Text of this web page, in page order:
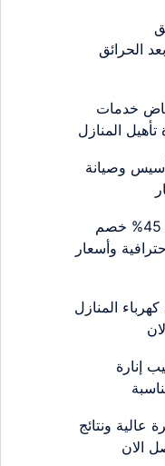
احترافي99%بعد الحرائق
خدمات
وصيانة
شركة تنظيف وسط الرياض بـ 45% خصم
وأسعار
المنازل
إنارة
ونتائج